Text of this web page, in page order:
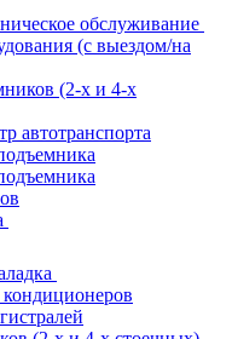
обслуживание
(с выездом/на
(2-х и 4-х
автотранспорта